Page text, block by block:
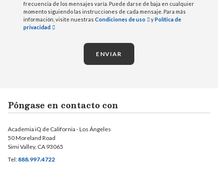
frecuencia de los mensajes varía. Puede darse de baja en cualquier
momento siguiendo las instrucciones de cada mensaje. Para más
información, visite nuestras Condiciones de uso yPolítica de
privacidad
ENVIAR
Póngase en contacto con
Academia iQ de California - Los Ángeles
50 Moreland Road
Simi Valley, CA 93065
Tel: 888.997.4722